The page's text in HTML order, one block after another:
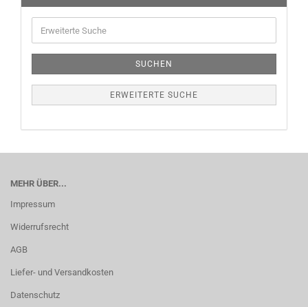
SUCHEN
ERWEITERTE SUCHE
MEHR ÜBER...
Impressum
Widerrufsrecht
AGB
Liefer- und Versandkosten
Datenschutz